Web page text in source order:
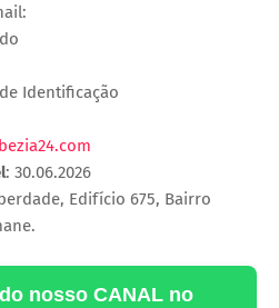
Identificação
: 30.06.2026
Edifício 675, Bairro
nosso CANAL no